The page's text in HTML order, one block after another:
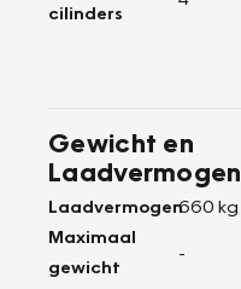
cilinders
Gewicht en
Laadvermogen
Laadvermogen660 kg
Maximaal
gewicht
-